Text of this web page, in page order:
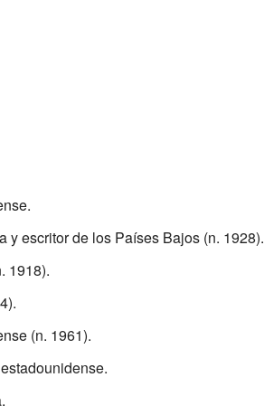
y escritor de los Países Bajos (n. 1928).
1918).
(n. 1961).